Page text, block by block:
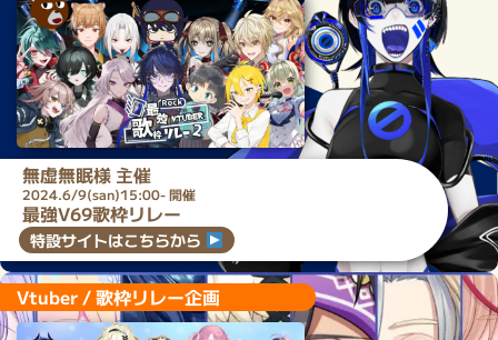
無虚無眠様 主催
2024.6/9(san)15:00- 開催
最強V69歌枠リレー
特設サイトはこちらから
Vtuber / 歌枠リレー企画